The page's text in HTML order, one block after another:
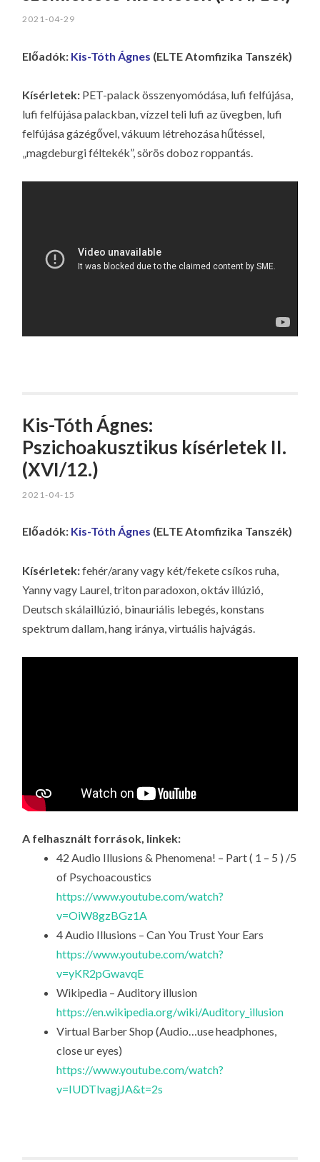
2021-04-29
Előadók: Kis-Tóth Ágnes (ELTE Atomfizika Tanszék)
Kísérletek: PET-palack összenyomódása, lufi felfújása,
lufi felfújása palackban, vízzel teli lufi az üvegben, lufi
felfújása gázégővel, vákuum létrehozása hűtéssel,
„magdeburgi féltekék”, sörös doboz roppantás.
Kis-Tóth Ágnes:
Pszichoakusztikus kísérletek II.
(XVI/12.)
2021-04-15
Előadók: Kis-Tóth Ágnes (ELTE Atomfizika Tanszék)
Kísérletek:fehér/arany vagy két/fekete csíkos ruha,
Yanny vagy Laurel, triton paradoxon, oktáv illúzió,
Deutsch skálaillúzió, binauriális lebegés, konstans
spektrum dallam, hang iránya, virtuális hajvágás.
A felhasznált források, linkek:
42 Audio Illusions & Phenomena! – Part ( 1 – 5 ) /5
of Psychoacoustics
https://www.youtube.com/watch?
v=OiW8gzBGz1A
4 Audio Illusions – Can You Trust Your Ears
https://www.youtube.com/watch?
v=yKR2pGwavqE
Wikipedia – Auditory illusion
https://en.wikipedia.org/wiki/Auditory_illusion
Virtual Barber Shop (Audio…use headphones,
close ur eyes)
https://www.youtube.com/watch?
v=IUDTlvagjJA&t=2s